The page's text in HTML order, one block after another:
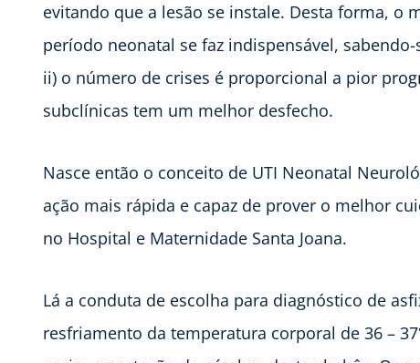
evitando que a lesão se instale. Desta forma, o
período neonatal se faz indispensável,
ii) o número de crises é proporcional a pior
subclínicas tem um melhor desfecho.
Nasce então o conceito de UTI Neonatal
ação mais rápida e capaz de prover o melhor
no Hospital e Maternidade Santa Joana.
Lá a conduta de escolha para diagnóstico de
resfriamento da temperatura corporal de 36 –